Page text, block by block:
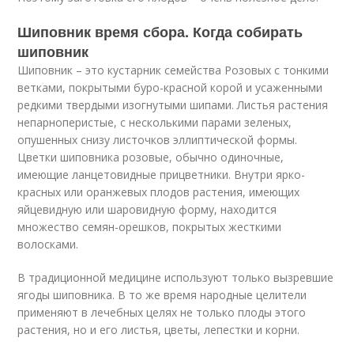
Шиповник время сбора. Когда собирать
шиповник
Шиповник – это кустарник семейства Розовых с тонкими
ветками, покрытыми буро-красной корой и усаженными
редкими твердыми изогнутыми шипами. Листья растения
непарноперистые, с несколькими парами зеленых,
опушенных снизу листочков эллиптической формы.
Цветки шиповника розовые, обычно одиночные,
имеющие ланцетовидные прицветники. Внутри ярко-
красных или оранжевых плодов растения, имеющих
яйцевидную или шаровидную форму, находится
множество семян-орешков, покрытых жесткими
волосками.
В традиционной медицине используют только вызревшие
ягоды шиповника. В то же время народные целители
применяют в лечебных целях не только плоды этого
растения, но и его листья, цветы, лепестки и корни.